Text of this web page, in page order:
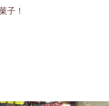
子！